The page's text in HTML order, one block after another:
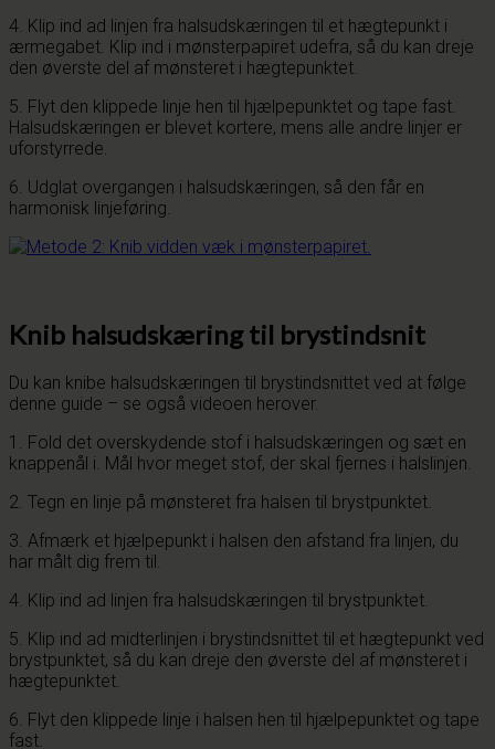
4. Klip ind ad linjen fra halsudskæringen til et hægtepunkt i
ærmegabet. Klip ind i mønsterpapiret udefra, så du kan dreje
den øverste del af mønsteret i hægtepunktet.
5. Flyt den klippede linje hen til hjælpepunktet og tape fast.
Halsudskæringen er blevet kortere, mens alle andre linjer er
uforstyrrede.
6. Udglat overgangen i halsudskæringen, så den får en
harmonisk linjeføring.
Knib halsudskæring til brystindsnit
Du kan knibe halsudskæringen til brystindsnittet ved at følge
denne guide – se også videoen herover.
1. Fold det overskydende stof i halsudskæringen og sæt en
knappenål i. Mål hvor meget stof, der skal fjernes i halslinjen.
2. Tegn en linje på mønsteret fra halsen til brystpunktet.
3. Afmærk et hjælpepunkt i halsen den afstand fra linjen, du
har målt dig frem til.
4. Klip ind ad linjen fra halsudskæringen til brystpunktet.
5. Klip ind ad midterlinjen i brystindsnittet til et hægtepunkt ved
brystpunktet, så du kan dreje den øverste del af mønsteret i
hægtepunktet.
6. Flyt den klippede linje i halsen hen til hjælpepunktet og tape
fast.